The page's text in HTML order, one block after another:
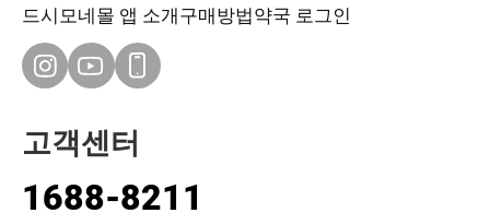
드시모네몰 앱 소개구매방법약국 로그인
고객센터
1688-8211